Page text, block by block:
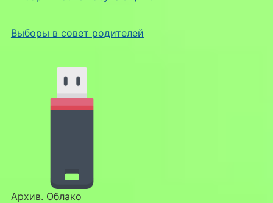
Выборы в совет родителей
Архив. Облако